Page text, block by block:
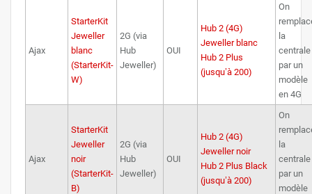
Ajax
StarterKit
Jeweller
blanc
(StarterKit-
W)
2G (via
Hub
Jeweller)
OUI
Hub 2 (4G)
Jeweller blanc
Hub 2 Plus
(jusqu’à 200)
On
la
centrale
par un
modèle
en 4G
Ajax
StarterKit
Jeweller
noir
(StarterKit-
B)
2G (via
Hub
Jeweller)
OUI
Hub 2 (4G)
Jeweller noir
Hub 2 Plus Black
(jusqu’à 200)
On
la
centrale
par un
modèle